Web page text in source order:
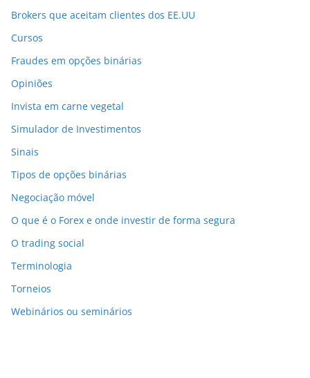
Brokers que aceitam clientes dos EE.UU
Cursos
Fraudes em opções binárias
Opiniões
Invista em carne vegetal
Simulador de Investimentos
Sinais
Tipos de opções binárias
Negociação móvel
O que é o Forex e onde investir de forma segura
O trading social
Terminologia
Torneios
Webinários ou seminários